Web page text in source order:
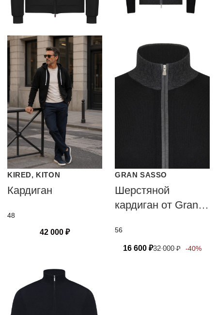
KIRED, KITON
Кардиган
48
42 000 ₽
GRAN SASSO
Шерстяной
кардиган от Gran
56
16 600 ₽32 000₽ -40%